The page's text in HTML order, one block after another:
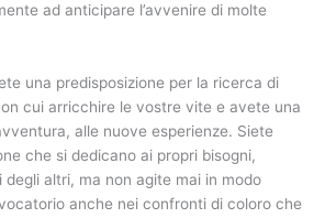
ad anticipare l’avvenire di molte
una predisposizione per la ricerca di
cui arricchire le vostre vite e avete una
alle nuove esperienze. Siete
che si dedicano ai propri bisogni,
altri, ma non agite mai in modo
anche nei confronti di coloro che